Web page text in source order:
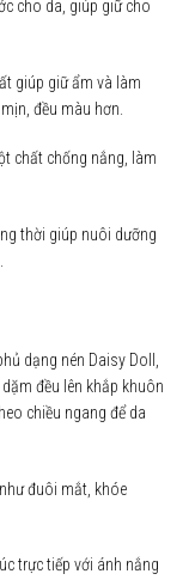
cho da, giúp giữ cho
giúp giữ ẩm và làm
đều màu hơn.
chất chống nắng, làm
thời giúp nuôi dưỡng
dạng nén Daisy Doll,
đều lên khắp khuôn
chiều ngang để da
đuôi mắt, khóe
trực tiếp với ánh nắng